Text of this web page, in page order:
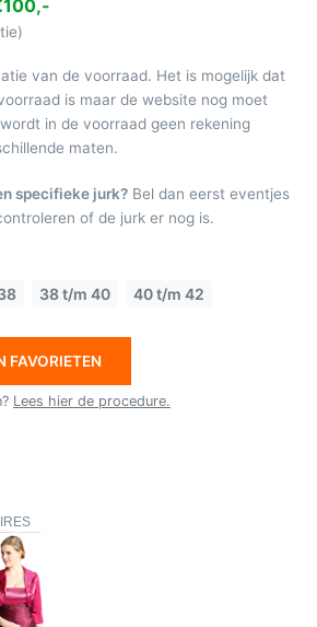
van de voorraad. Het is mogelijk dat
is maar de website nog moet
in de voorraad geen rekening
maten.
specifieke jurk? Bel dan eerst eventjes
of de jurk er nog is.
38 t/m 40 40 t/m 42
FAVORIETEN
Lees hier de procedure.